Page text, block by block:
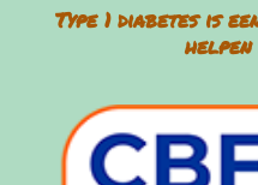
Type 1 diabetes is